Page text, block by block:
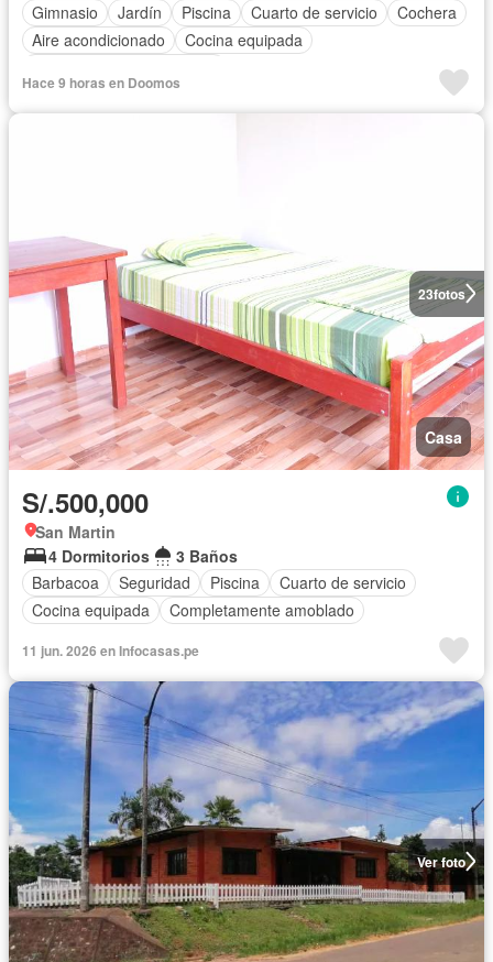
Gimnasio
Jardín Piscina Cuarto de servicio
Cochera
Aire acondicionado
Cocina equipada
Hace 9 horas en Doomos
23fotos
Casa
S/.500,000
San Martin
4 Dormitorios
3 Baños
Barbacoa
Seguridad Piscina
Cuarto de servicio
Cocina equipada
Completamente amoblado
11 jun. 2026 en Infocasas.pe
Ver foto